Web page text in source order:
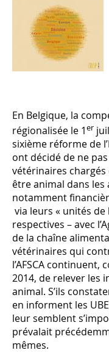
En Belgique, la
régionalisée le 1er
sixième réforme de
ont décidé de ne
vétérinaires chargés
être animal dans
notamment
via leurs « unités de
respectives – avec
de la chaîne
vétérinaires qui
l’AFSCA
2014, de relever les
animal. S’ils
en informent les
leur semblent
prévalait
mêmes.